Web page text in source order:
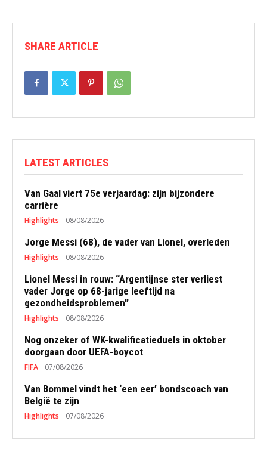
SHARE ARTICLE
LATEST ARTICLES
Van Gaal viert 75e verjaardag: zijn bijzondere
carrière
Highlights 08/08/2026
Jorge Messi (68), de vader van Lionel, overleden
Highlights 08/08/2026
Lionel Messi in rouw: “Argentijnse ster verliest
vader Jorge op 68-jarige leeftijd na
gezondheidsproblemen”
Highlights 08/08/2026
Nog onzeker of WK-kwalificatieduels in oktober
doorgaan door UEFA-boycot
FIFA 07/08/2026
Van Bommel vindt het ‘een eer’ bondscoach van
België te zijn
Highlights 07/08/2026